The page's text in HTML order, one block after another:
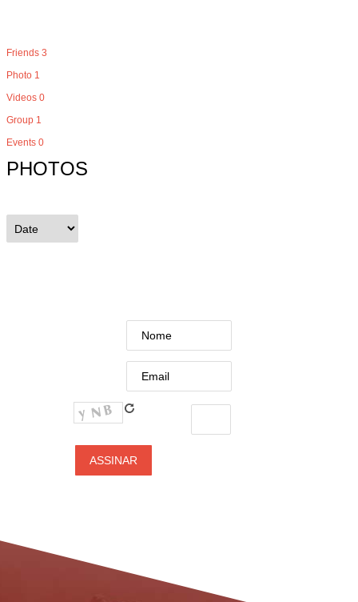
Friends 3
Photo 1
Videos 0
Group 1
Events 0
PHOTOS